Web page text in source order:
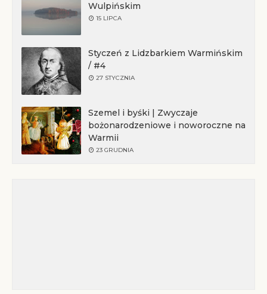
Wulpińskim
15 LIPCA
Styczeń z Lidzbarkiem Warmińskim
/ #4
27 STYCZNIA
Szemel i byśki | Zwyczaje
bożonarodzeniowe i noworoczne na
Warmii
23 GRUDNIA